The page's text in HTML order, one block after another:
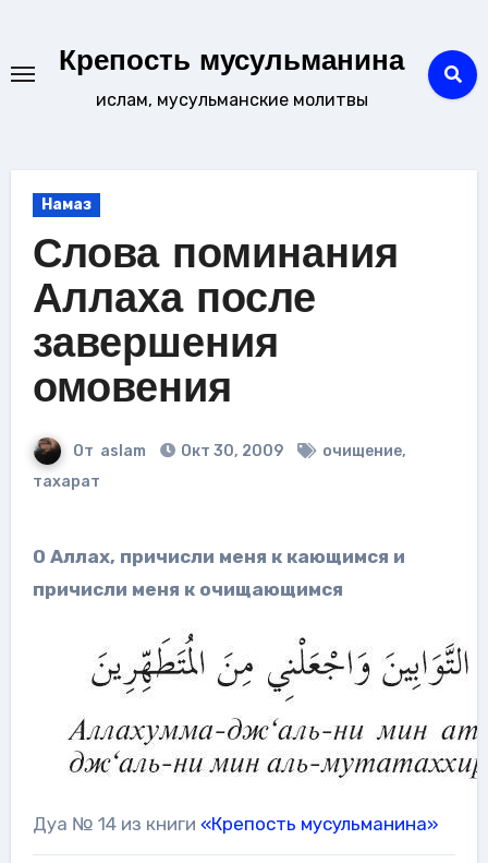
содержаниюКрепость мусульманина
ислам, мусульманские молитвы
Намаз
Слова поминания
Аллаха после
завершения
омовения
От aslam Окт 30, 2009 очищение,
тахарат
О Аллах, причисли меня к кающимся и
причисли меня к очищающимся
Дуа № 14 из книги «Крепость мусульманина»